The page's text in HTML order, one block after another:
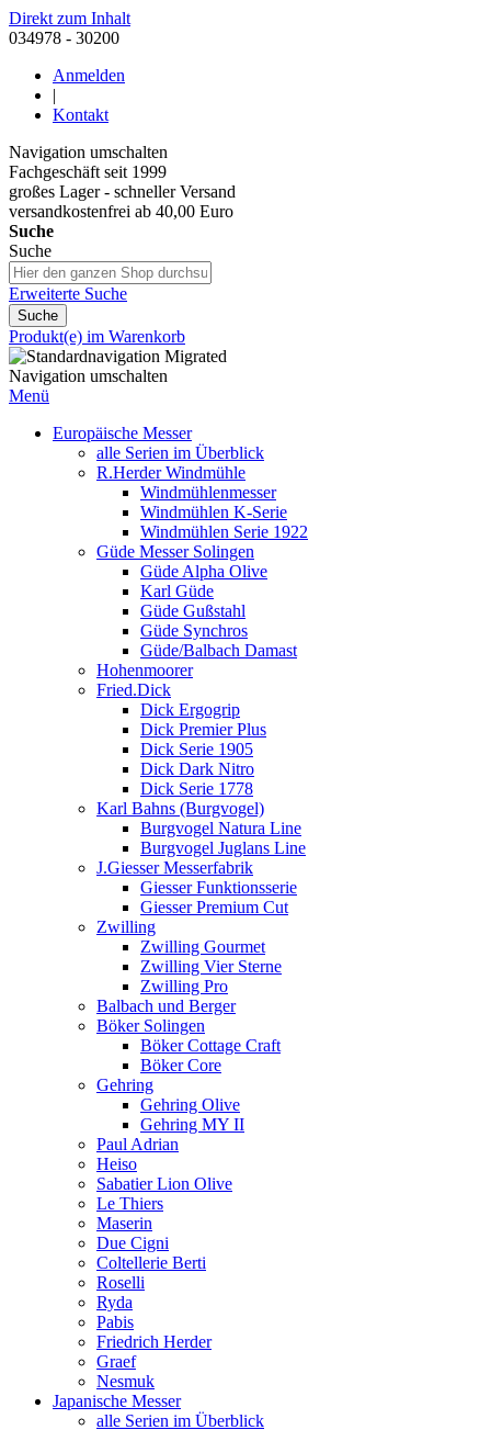
Direkt zum Inhalt
034978 - 30200
Anmelden
|
Kontakt
Navigation umschalten
Fachgeschäft seit 1999
großes Lager - schneller Versand
versandkostenfrei ab 40,00 Euro
Suche
Suche
Erweiterte Suche
Suche
Produkt(e) im Warenkorb
Navigation umschalten
Menü
Europäische Messer
alle Serien im Überblick
R.Herder Windmühle
Windmühlenmesser
Windmühlen K-Serie
Windmühlen Serie 1922
Güde Messer Solingen
Güde Alpha Olive
Karl Güde
Güde Gußstahl
Güde Synchros
Güde/Balbach Damast
Hohenmoorer
Fried.Dick
Dick Ergogrip
Dick Premier Plus
Dick Serie 1905
Dick Dark Nitro
Dick Serie 1778
Karl Bahns (Burgvogel)
Burgvogel Natura Line
Burgvogel Juglans Line
J.Giesser Messerfabrik
Giesser Funktionsserie
Giesser Premium Cut
Zwilling
Zwilling Gourmet
Zwilling Vier Sterne
Zwilling Pro
Balbach und Berger
Böker Solingen
Böker Cottage Craft
Böker Core
Gehring
Gehring Olive
Gehring MY II
Paul Adrian
Heiso
Sabatier Lion Olive
Le Thiers
Maserin
Due Cigni
Coltellerie Berti
Roselli
Ryda
Pabis
Friedrich Herder
Graef
Nesmuk
Japanische Messer
alle Serien im Überblick